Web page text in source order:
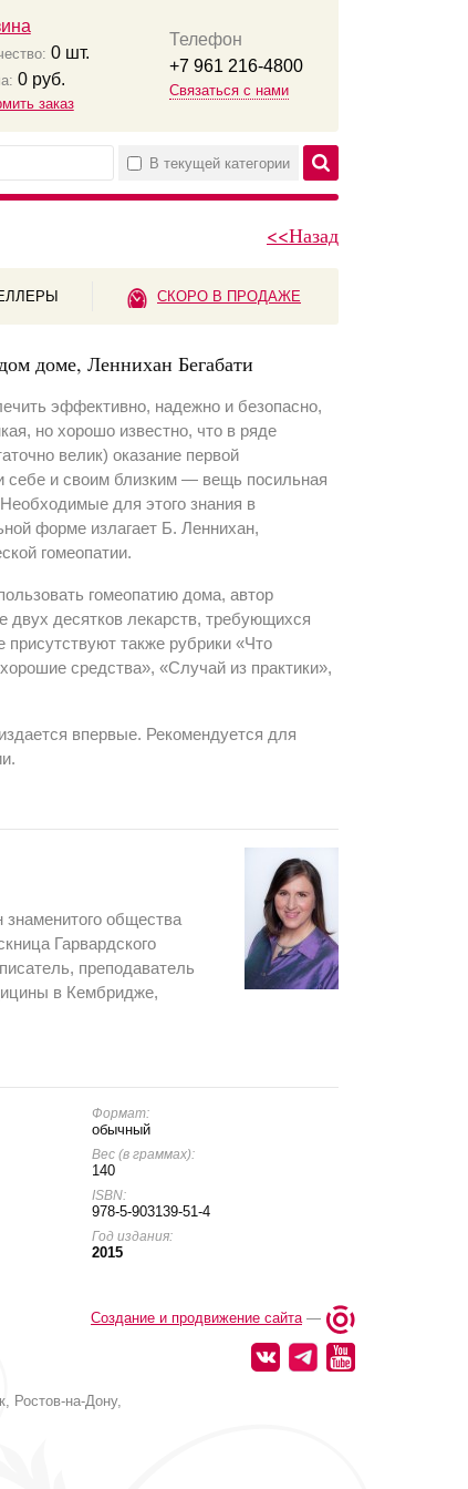
0шт.
0руб.
заказ
Телефон
+7 961 216-4800
Связаться с нами
В текущей категории
<<Назад
СКОРО В ПРОДАЖЕ
доме, Леннихан Бегабати
эффективно, надежно и безопасно,
но хорошо известно, что в ряде
велик) оказание первой
себе и своим близким — вещь посильная
для этого знания в
форме излагает Б. Леннихан,
гомеопатии.
гомеопатию дома, автор
двух десятков лекарств, требующихся
присутствуют также рубрики «Что
средства», «Случай из практики»,
впервые. Рекомендуется для
знаменитого общества
Гарвардского
преподаватель
в Кембридже,
Формат:
обычный
Вес (в граммах):
140
ISBN:
978-5-903139-51-4
Год издания:
2015
Создание и продвижение сайта—
Ростов-на-Дону,